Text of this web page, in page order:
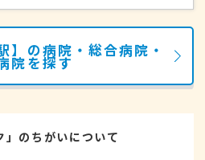
】の病院・総合病院・
院を探す
」のちがいについて